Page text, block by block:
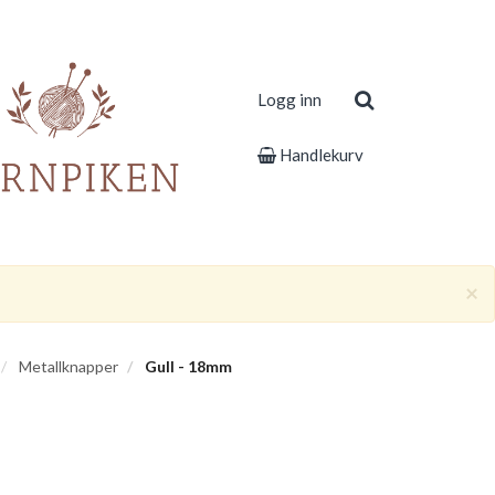
Logg inn
Handlekurv
×
Metallknapper Gull - 18mm